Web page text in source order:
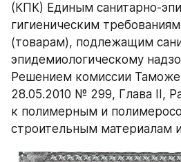
(КПК) Единым санитарно-
гигиеническим
(товарам), подлежащим
эпидемиологическому
Решением комиссии
28.05.2010 № 299, Глава II,
к полимерным и
строительным материалам